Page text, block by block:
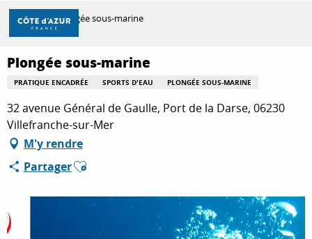
Aller
contenu
principal
DÉCOUVRIR
À FAIRE
SÉJOURNER
Accueil Plongée sous-marine
Plongée sous-marine
PRATIQUE ENCADRÉE SPORTS D'EAU PLONGÉE SOUS-MARINE
32 avenue Général de Gaulle, Port de la Darse, 06230
Villefranche-sur-Mer
M'y rendre
PartagerAjouter aux favoris